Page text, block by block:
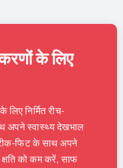
के लिए
निर्मित रीच-
अपने स्वास्थ्य देखभाल
फिट के साथ अपने
को कम करें, साफ